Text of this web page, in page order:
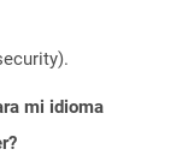
mi idioma